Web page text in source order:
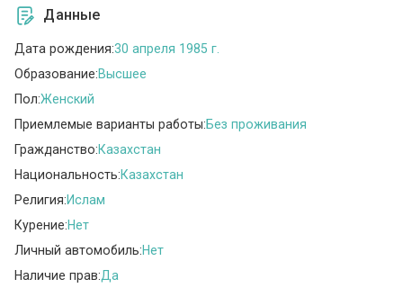
Данные
Дата рождения:30 апреля 1985 г.
Образование:Высшее
Пол:Женский
Приемлемые варианты работы:Без проживания
Гражданство:Казахстан
Национальность:Казахстан
Религия:Ислам
Курение:Нет
Личный автомобиль:Нет
Наличие прав:Да